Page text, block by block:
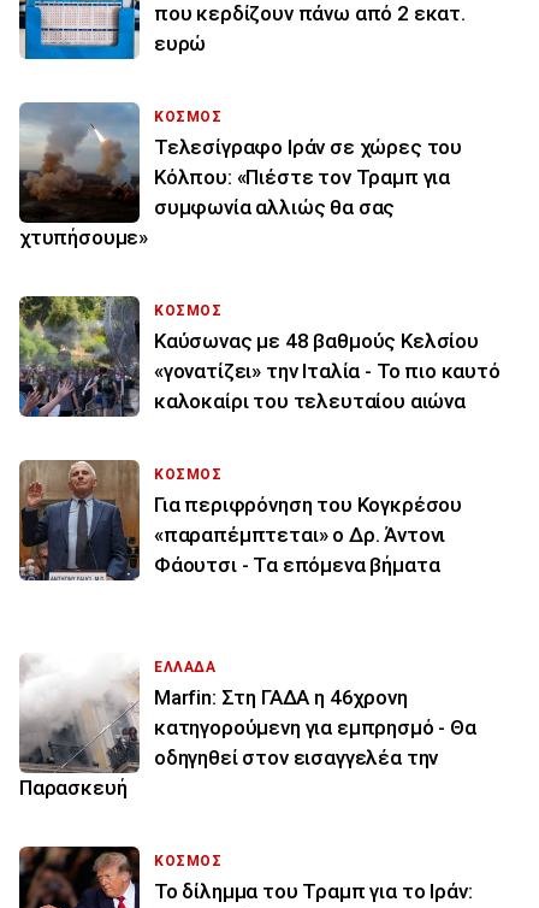
που κερδίζουν πάνω από 2 εκατ.
ευρώ
ΚΟΣΜΟΣ
Τελεσίγραφο Ιράν σε χώρες του
Κόλπου: «Πιέστε τον Τραμπ για
συμφωνία αλλιώς θα σας
χτυπήσουμε»
ΚΟΣΜΟΣ
Καύσωνας με 48 βαθμούς Κελσίου
«γονατίζει» την Ιταλία - Το πιο καυτό
καλοκαίρι του τελευταίου αιώνα
ΚΟΣΜΟΣ
Για περιφρόνηση του Κογκρέσου
«παραπέμπτεται» ο Δρ. Άντονι
Φάουτσι - Τα επόμενα βήματα
ΕΛΛΑΔΑ
Marfin: Στη ΓΑΔΑ η 46χρονη
κατηγορούμενη για εμπρησμό - Θα
οδηγηθεί στον εισαγγελέα την
Παρασκευή
ΚΟΣΜΟΣ
Το δίλημμα του Τραμπ για το Ιράν: